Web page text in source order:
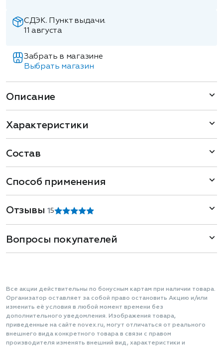
СДЭК. Пункт выдачи.
11 августа
Забрать в магазине
Выбрать магазин
Описание
Характеристики
Состав
Способ применения
Отзывы1 5
Вопросы покупателей
Все акции действительны по бонусным картам при наличии товара.
Организатор оставляет за собой право остановить Акцию и/или
изменить её условия в любой момент времени без
дополнительного уведомления. Изображения товара,
приведенные на сайте novex.ru, могут отличаться от реального
внешнего вида конкретного товара в связи с правом
производителя изменять внешний вид, характеристики и